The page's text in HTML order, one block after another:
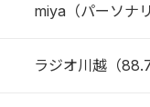
miya（パーソナ
ラジオ川越（